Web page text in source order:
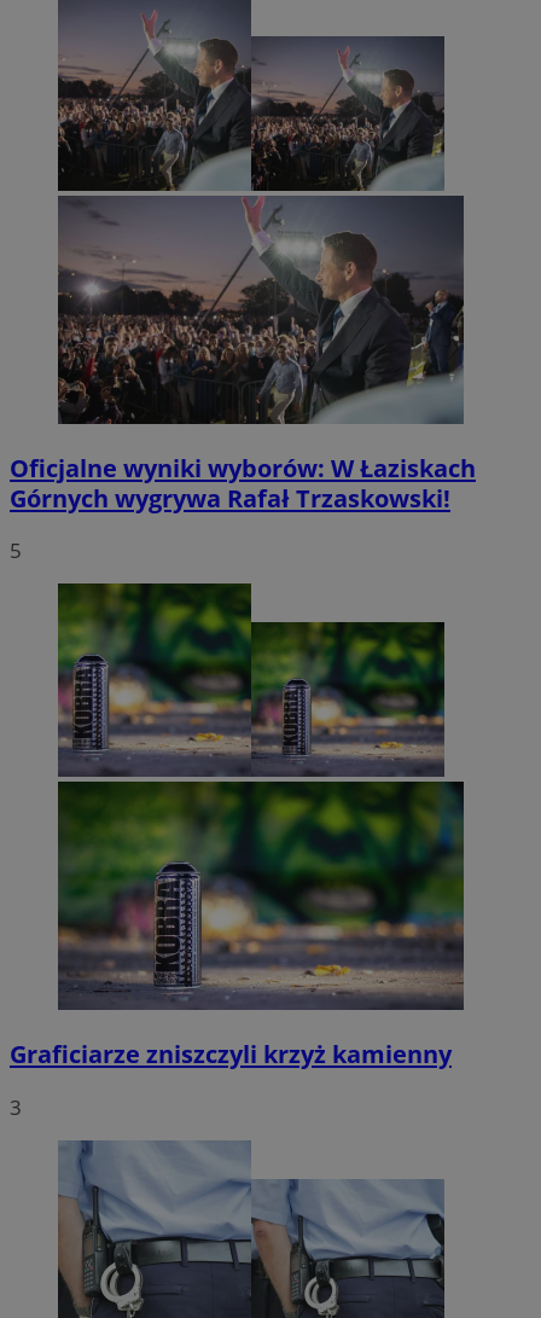
Oficjalne wyniki wyborów: W Łaziskach
Górnych wygrywa Rafał Trzaskowski!
5
Graficiarze zniszczyli krzyż kamienny
3